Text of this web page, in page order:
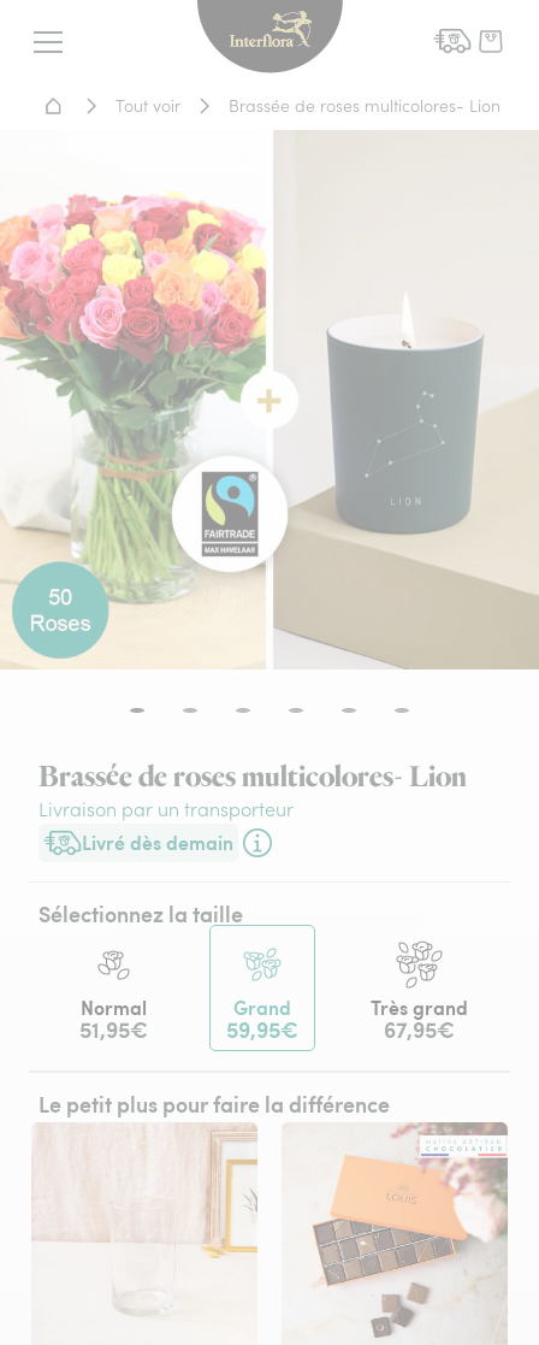
Menu
Interflora - livraison
Accueil - Livraison fleurs
Tout voir Brassée de roses multicolores- Lion
Brassée de roses multicolores- Lion
Livraison par un transporteur
Livré dès demain
Livraison dès demain (pour toute commande passée avant
Sélectionnez la taille
Normal
51,95€
Grand
59,95€
Très grand
67,95€
Le petit plus pour faire la différence